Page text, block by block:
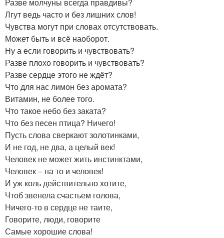
Разве молчуны всегда правдивы?
Лгут ведь часто и без лишних слов!
Чувства могут при словах отсутствовать.
Может быть и всё наоборот.
Ну а если говорить и чувствовать?
Разве плохо говорить и чувствовать?
Разве сердце этого не ждёт?
Что для нас лимон без аромата?
Витамин, не более того.
Что такое небо без заката?
Что без песен птица? Ничего!
Пусть слова сверкают золотинками,
И не год, не два, а целый век!
Человек не может жить инстинктами,
Человек – на то и человек!
И уж коль действительно хотите,
Чтоб звенела счастьем голова,
Ничего-то в сердце не таите,
Говорите, люди, говорите
Самые хорошие слова!